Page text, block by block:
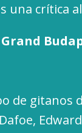
una crítica
de gitanos